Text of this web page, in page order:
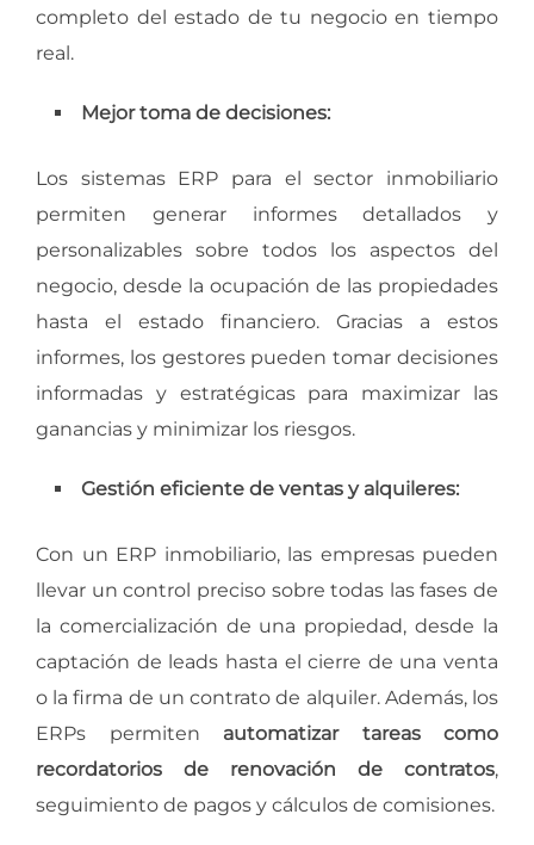
completo del estado de tu negocio en tiempo
real.
Mejor toma de decisiones:
Los sistemas ERP para el sector inmobiliario
permiten generar informes detallados y
personalizables sobre todos los aspectos del
negocio, desde la ocupación de las propiedades
hasta el estado financiero. Gracias a estos
informes, los gestores pueden tomar decisiones
informadas y estratégicas para maximizar las
ganancias y minimizar los riesgos.
Gestión eficiente de ventas y alquileres:
Con un ERP inmobiliario, las empresas pueden
llevar un control preciso sobre todas las fases de
la comercialización de una propiedad, desde la
captación de leads hasta el cierre de una venta
o la firma de un contrato de alquiler. Además, los
ERPs permiten automatizar tareas como
recordatorios de renovación de contratos,
seguimiento de pagos y cálculos de comisiones.